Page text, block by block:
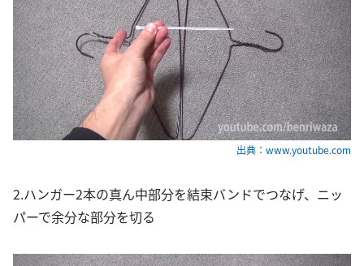
出典：www.youtube.com
2.ハンガー2本の真ん中部分を結束バンドでつなげ、ニッ
パーで余分な部分を切る